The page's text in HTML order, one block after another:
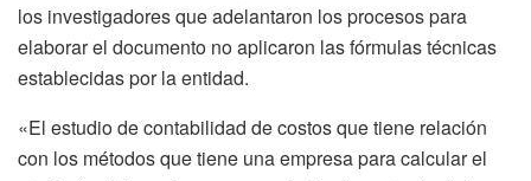
los investigadores que adelantaron los procesos para
elaborar el documento no aplicaron las fórmulas técnicas
establecidas por la entidad.
«El estudio de contabilidad de costos que tiene relación
con los métodos que tiene una empresa para calcular el